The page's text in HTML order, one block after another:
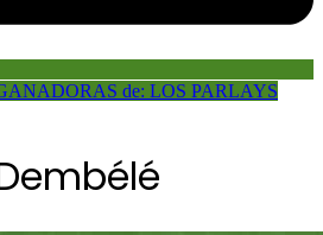
de: LOS PARLAYS